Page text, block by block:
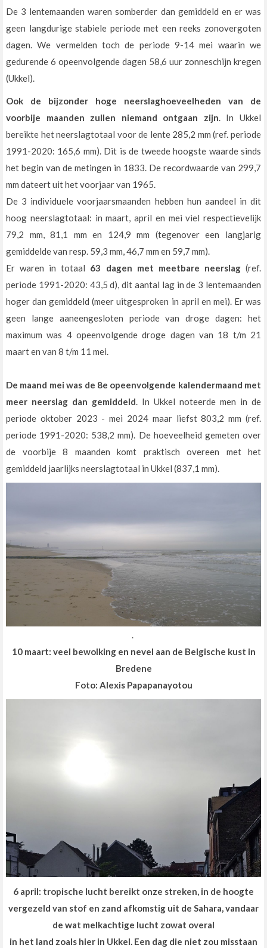
De 3 lentemaanden waren somberder dan gemiddeld en er was
geen langdurige stabiele periode met een reeks zonovergoten
dagen. We vermelden toch de periode 9-14 mei waarin we
gedurende 6 opeenvolgende dagen 58,6 uur zonneschijn kregen
(Ukkel).
Ook de bijzonder hoge neerslaghoeveelheden van de
voorbije maanden zullen niemand ontgaan zijn. In Ukkel
bereikte het neerslagtotaal voor de lente 285,2 mm (ref. periode
1991-2020: 165,6 mm). Dit is de tweede hoogste waarde sinds
het begin van de metingen in 1833. De recordwaarde van 299,7
mm dateert uit het voorjaar van 1965.
De 3 individuele voorjaarsmaanden hebben hun aandeel in dit
hoog neerslagtotaal: in maart, april en mei viel respectievelijk
79,2 mm, 81,1 mm en 124,9 mm (tegenover een langjarig
gemiddelde van resp. 59,3 mm, 46,7 mm en 59,7 mm).
Er waren in totaal 63 dagen met meetbare neerslag(ref.
periode 1991-2020: 43,5 d), dit aantal lag in de 3 lentemaanden
hoger dan gemiddeld (meer uitgesproken in april en mei). Er was
geen lange aaneengesloten periode van droge dagen: het
maximum was 4 opeenvolgende droge dagen van 18 t/m 21
maart en van 8 t/m 11 mei.
De maand mei was de 8e opeenvolgende kalendermaand met
meer neerslag dan gemiddeld. In Ukkel noteerde men in de
periode oktober 2023 - mei 2024 maar liefst 803,2 mm (ref.
periode 1991-2020: 538,2 mm). De hoeveelheid gemeten over
de voorbije 8 maanden komt praktisch overeen met het
gemiddeld jaarlijks neerslagtotaal in Ukkel (837,1 mm).
.
10 maart: veel bewolking en nevel aan de Belgische kust in
Bredene
Foto: Alexis Papapanayotou
6 april: tropische lucht bereikt onze streken, in de hoogte
vergezeld van stof en zand afkomstig uit de Sahara, vandaar
de wat melkachtige lucht zowat overal
in het land zoals hier in Ukkel. Een dag die niet zou misstaan